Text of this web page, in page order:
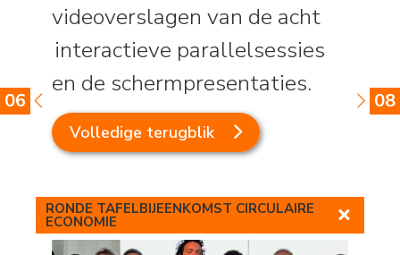
06 08
videoverslagen van de acht
interactieve parallelsessies
en de schermpresentaties.
Volledige terugblik
RONDE TAFELBIJEENKOMST CIRCULAIRE
ECONOMIE